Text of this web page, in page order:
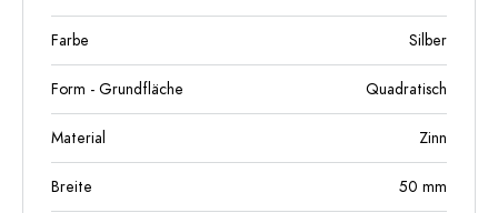
Farbe Silber
Form - Grundfläche Quadratisch
Material Zinn
Breite 50 mm